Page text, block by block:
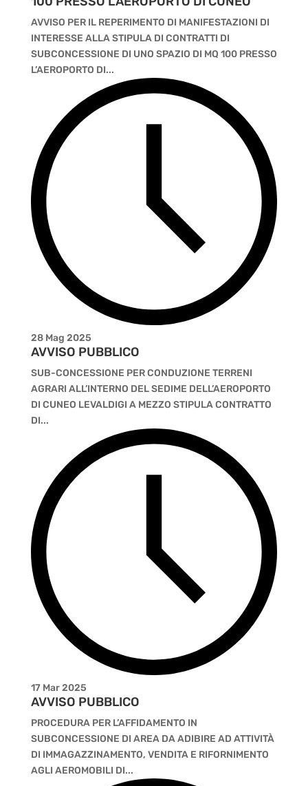
AVVISO PER IL REPERIMENTO DI MANIFESTAZIONI DI
INTERESSE ALLA STIPULA DI CONTRATTI DI
SUBCONCESSIONE DI UNO SPAZIO DI MQ 100 PRESSO
L’AEROPORTO DI...
28 Mag 2025
AVVISO PUBBLICO
SUB-CONCESSIONE PER CONDUZIONE TERRENI
AGRARI ALL’INTERNO DEL SEDIME DELL’AEROPORTO
DI CUNEO LEVALDIGI A MEZZO STIPULA CONTRATTO
DI...
17 Mar 2025
AVVISO PUBBLICO
PROCEDURA PER L’AFFIDAMENTO IN
SUBCONCESSIONE DI AREA DA ADIBIRE AD ATTIVITÀ
DI IMMAGAZZINAMENTO, VENDITA E RIFORNIMENTO
AGLI AEROMOBILI DI...